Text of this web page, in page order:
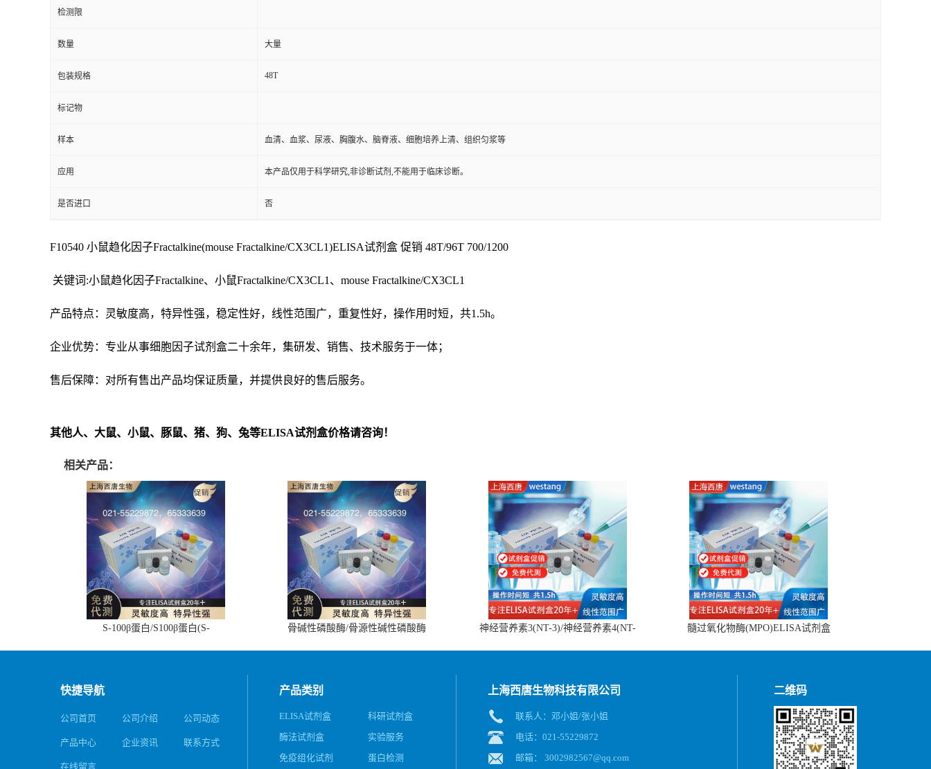
检测限
数量 大量
包装规格 48T
标记物
样本 血清、血浆、尿液、胸腹水、脑脊液、细胞培养上清、组织匀浆等
应用 本产品仅用于科学研究,非诊断试剂,不能用于临床诊断。
是否进口 否
F10540 小鼠趋化因子Fractalkine(mouse Fractalkine/CX3CL1)ELISA试剂盒 促销 48T/96T 700/1200
关键词:小鼠趋化因子Fractalkine、小鼠Fractalkine/CX3CL1、mouse Fractalkine/CX3CL1
产品特点：灵敏度高，特异性强，稳定性好，线性范围广，重复性好，操作用时短，共1.5h。
企业优势：专业从事细胞因子试剂盒二十余年，集研发、销售、技术服务于一体；
售后保障：对所有售出产品均保证质量，并提供良好的售后服务。
其他人、大鼠、小鼠、豚鼠、猪、狗、兔等ELISA试剂盒价格请咨询！
相关产品：
S-100β蛋白/S100β蛋白(S-
骨碱性磷酸酶/骨源性碱性磷酸酶
神经营养素3(NT-3)/神经营养素4(NT-
髓过氧化物酶(MPO)ELISA试剂盒
快捷导航
公司首页 公司介绍 公司动态
产品中心 企业资讯 联系方式
在线留言
产品类别
ELISA试剂盒
科研试剂盒
酶法试剂盒
实验服务
免疫组化试剂
蛋白检测
上海西唐生物科技有限公司
联系人：邓小姐/张小姐
电话：021-55229872
邮箱： 3002982567@qq.com
二维码